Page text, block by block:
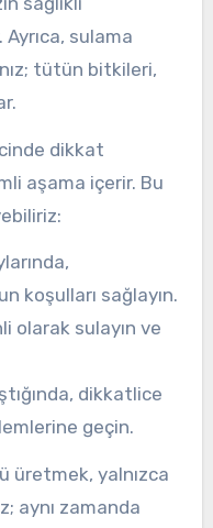
sulama
tütün bitkileri,
dikkat
aşama içerir. Bu
koşulları sağlayın.
olarak sulayın ve
dikkatlice
geçin.
üretmek, yalnızca
aynı zamanda